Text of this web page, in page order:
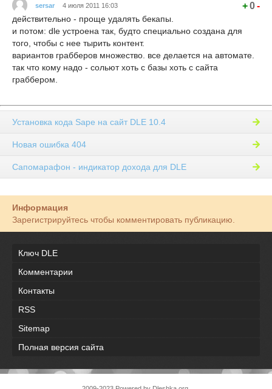
sersar 4 июля 2011 16:03 +0-
действительно - проще удалять бекапы.
и потом: dle устроена так, будто специально создана для
того, чтобы с нее тырить контент.
вариантов грабберов множество. все делается на автомате.
так что кому надо - сольют хоть с базы хоть с сайта
граббером.
Установка кода Sape на сайт DLE 10.4
Новая ошибка 404
Сапомарафон - индикатор дохода для DLE
Информация
Зарегистрируйтесь чтобы комментировать публикацию.
Ключ DLE
Комментарии
Контакты
RSS
Sitemap
Полная версия сайта